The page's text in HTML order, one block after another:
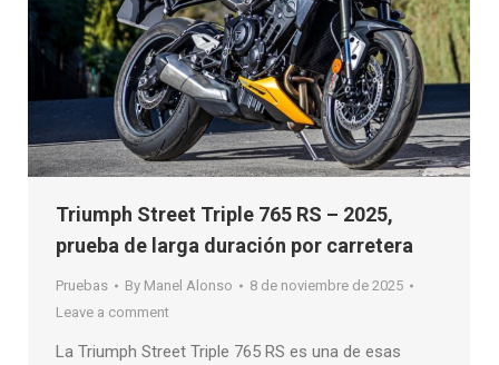
Triumph Street Triple 765 RS – 2025,
prueba de larga duración por carretera
Pruebas By Manel Alonso
8 de noviembre de 2025
Leave a comment
La Triumph Street Triple 765 RS es una de esas